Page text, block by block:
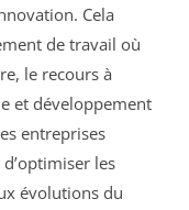
Cela
de travail où
le recours à
et développement
entreprises
les
évolutions du